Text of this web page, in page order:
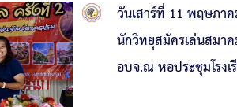
วันเสาร์ที่ 11 พฤษภา
นักวิทยุสมัครเล่นสมา
อบจ.ณ หอประชุมโรง